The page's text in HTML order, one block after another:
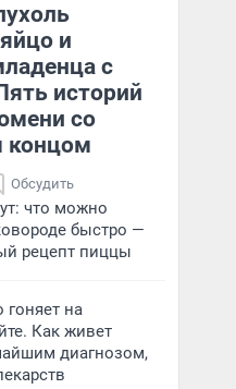
и
с
историй
со
концом
Обсудить
что можно
быстро —
рецепт пиццы
гоняет на
Как живет
диагнозом,